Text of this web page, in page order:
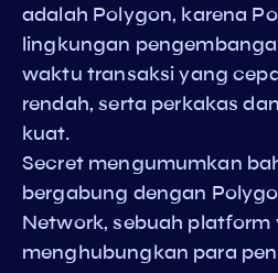
adalah Polygon, karena
lingkungan
waktu transaksi yang
rendah, serta perkakas
kuat.
Secret mengumumkan
bergabung dengan
Network, sebuah platform
menghubungkan para